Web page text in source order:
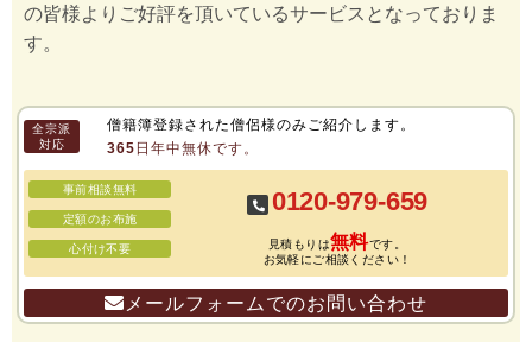
の皆様よりご好評を頂いているサービスとなっておりま
す。
全宗派
対応
僧籍簿登録された僧侶様のみご紹介します。
365日年中無休です。
事前相談無料
定額のお布施
心付け不要
0120-979-659
見積もりは無料です。
お気軽にご相談ください！
メールフォームでのお問い合わせ